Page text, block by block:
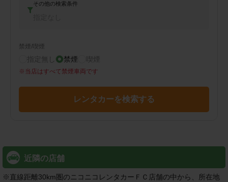
その他の検索条件
禁煙/喫煙
指定無し 禁煙 喫煙
※ 当店はすべて禁煙車両です
レンタカーを検索する
近隣の店舗
※直線距離30km圏のニコニコレンタカーＦＣ店舗の中から、所在地